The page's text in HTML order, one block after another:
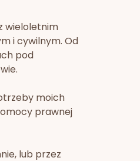
wieloletnim
i cywilnym. Od
pod
moich
prawnej
lub przez